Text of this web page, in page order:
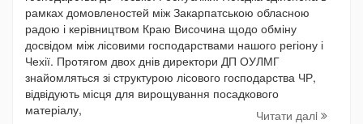
рамках домовленостей між Закарпатською обласною
радою і керівництвом Краю Височина щодо обміну
досвідом між лісовими господарствами нашого регіону і
Чехії. Протягом двох днів директори ДП ОУЛМГ
знайомляться зі структурою лісового господарства ЧР,
відвідують місця для вирощування посадкового
матеріалу,
Читати далi